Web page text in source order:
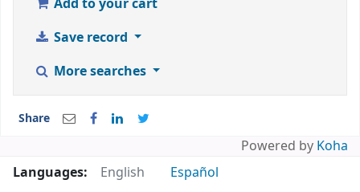
Add to your cart
Save record
More searches
Share
Powered by Koha
Languages:
English Español